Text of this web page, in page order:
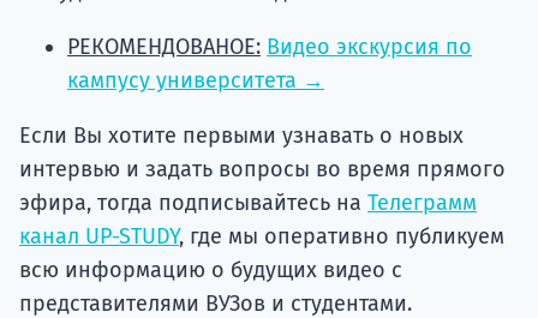
РЕКОМЕНДОВАНОЕ: Видео экскурсия по
кампусу университета →
Если Вы хотите первыми узнавать о новых
интервью и задать вопросы во время прямого
эфира, тогда подписывайтесь на Телеграмм
канал UP-STUDY, где мы оперативно публикуем
всю информацию о будущих видео с
представителями ВУЗов и студентами.